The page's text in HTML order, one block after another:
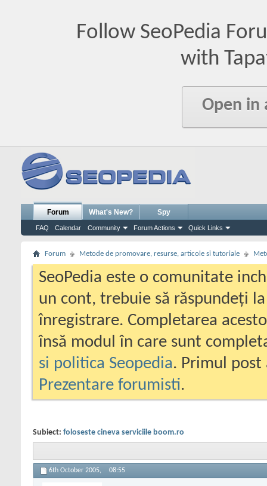
Follow SeoPedia
with
Open in
Forum
FAQ Calendar Community Forum Actions Quick Links
What's New? Spy
Forum Metode de promovare, resurse, articole si tutoriale
SeoPedia este o comunitate
un cont, trebuie să răspundeți
înregistrare. Completarea
însă modul în care sunt
si politica Seopedia. Primul
Prezentare forumisti.
Subiect: foloseste cineva serviciile boom.ro
6th October 2005, 08:55